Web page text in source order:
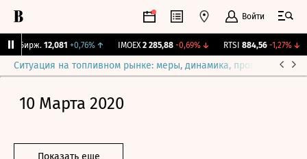
Войти
Бирж. 12,081 +0,76%↑ IMOEX 2 285,88 -0,69%↓ RTSI 884,56 -1,27%↓
Ситуация на топливном рынке: меры, динамика, прогнозы
10 Марта 2020
Показать еще